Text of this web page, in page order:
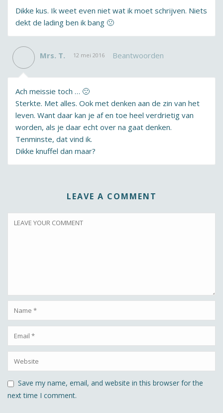
Dikke kus. Ik weet even niet wat ik moet schrijven. Niets
dekt de lading ben ik bang 🙁
Mrs. T. 12 mei 2016 Beantwoorden
Ach meissie toch … 🙁
Sterkte. Met alles. Ook met denken aan de zin van het
leven. Want daar kan je af en toe heel verdrietig van
worden, als je daar echt over na gaat denken.
Tenminste, dat vind ik.
Dikke knuffel dan maar?
LEAVE A COMMENT
Save my name, email, and website in this browser for the
next time I comment.